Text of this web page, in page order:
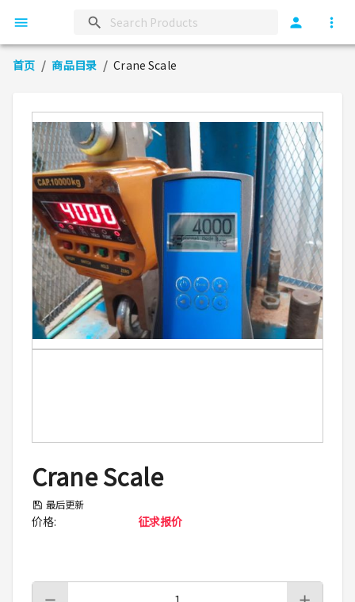
首页 / 商品目录 / Crane Scale
Crane Scale
最后更新
价格: 征求报价